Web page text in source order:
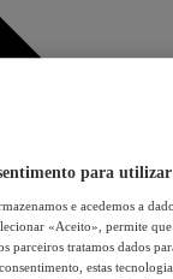
para utilizar
e acedemos a
«Aceito», permite
parceiros tratamos dados
estas